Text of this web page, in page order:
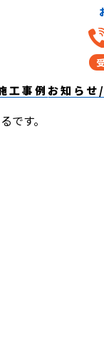
工事例 お知ら
者選びと
です。